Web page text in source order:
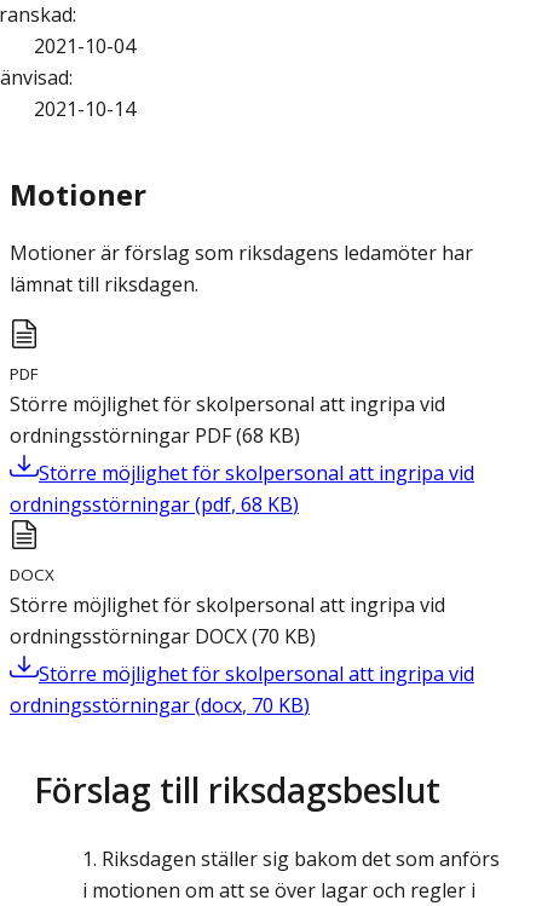
:
2021-10-04
:
2021-10-14
Motioner
Motioner är förslag som riksdagens ledamöter har
lämnat till riksdagen.
PDF
Större möjlighet för skolpersonal att ingripa vid
ordningsstörningar PDF(68 KB)
Större möjlighet för skolpersonal att ingripa vid
ordningsstörningar(pdf, 68 KB)
DOCX
Större möjlighet för skolpersonal att ingripa vid
ordningsstörningar DOCX(70 KB)
Större möjlighet för skolpersonal att ingripa vid
ordningsstörningar(docx, 70 KB)
Förslag till riksdagsbeslut
Riksdagen ställer sig bakom det som anförs
i motionen om att se över lagar och regler i